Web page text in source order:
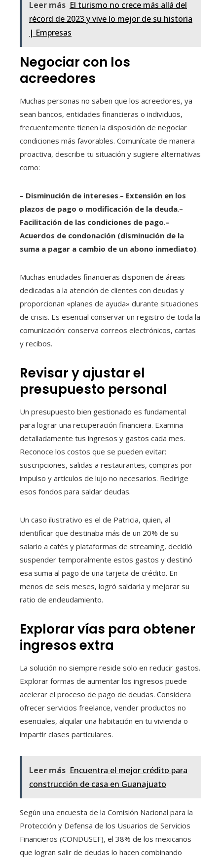
Leer más El turismo no crece más allá del
récord de 2023 y vive lo mejor de su historia
| Empresas
Negociar con los
acreedores
Muchas personas no saben que los acreedores, ya
sean bancos, entidades financieras o individuos,
frecuentemente tienen la disposición de negociar
condiciones más favorables. Comunícate de manera
proactiva, describe tu situación y sugiere alternativas
como:
– Disminución de intereses.– Extensión en los
plazos de pago o modificación de la deuda.–
Facilitación de las condiciones de pago.–
Acuerdos de condonación (disminución de la
suma a pagar a cambio de un abono inmediato).
Muchas entidades financieras disponen de áreas
dedicadas a la atención de clientes con deudas y
proporcionan «planes de ayuda» durante situaciones
de crisis. Es esencial conservar un registro de toda la
comunicación: conserva correos electrónicos, cartas
y recibos.
Revisar y ajustar el
presupuesto personal
Un presupuesto bien gestionado es fundamental
para lograr una recuperación financiera. Examina
detalladamente tus ingresos y gastos cada mes.
Reconoce los costos que se pueden evitar:
suscripciones, salidas a restaurantes, compras por
impulso y artículos de lujo no necesarios. Redirige
esos fondos para saldar deudas.
Un caso ilustrativo es el de Patricia, quien, al
identificar que destinaba más de un 20% de su
salario a cafés y plataformas de streaming, decidió
suspender temporalmente estos gastos y destinó
esa suma al pago de una tarjeta de crédito. En
menos de seis meses, logró saldarla y mejorar su
ratio de endeudamiento.
Explorar vías para obtener
ingresos extra
La solución no siempre reside solo en reducir gastos.
Explorar formas de aumentar los ingresos puede
acelerar el proceso de pago de deudas. Considera
ofrecer servicios freelance, vender productos no
esenciales, alquilar una habitación en tu vivienda o
impartir clases particulares.
Leer más Encuentra el mejor crédito para
construcción de casa en Guanajuato
Según una encuesta de la Comisión Nacional para la
Protección y Defensa de los Usuarios de Servicios
Financieros (CONDUSEF), el 38% de los mexicanos
que logran salir de deudas lo hacen combinando